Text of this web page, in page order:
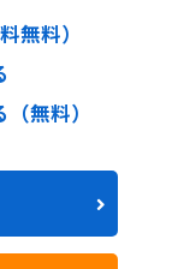
無料）
無料）